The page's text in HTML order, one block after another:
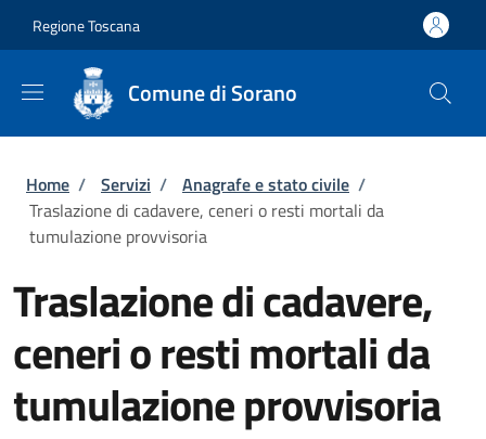
Regione Toscana
Comune di Sorano
Briciole di pane
Home / Servizi / Anagrafe e stato civile /
Traslazione di cadavere, ceneri o resti mortali da
tumulazione provvisoria
Traslazione di cadavere,
ceneri o resti mortali da
tumulazione provvisoria